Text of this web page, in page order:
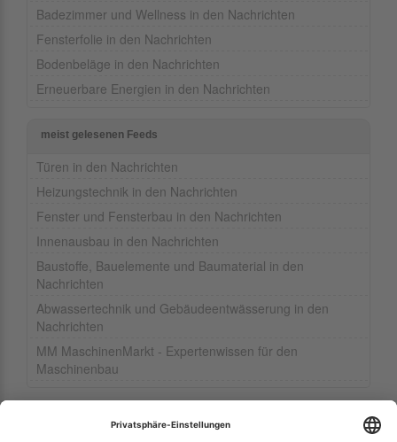
Badezimmer und Wellness in den Nachrichten
Fensterfolie in den Nachrichten
Bodenbeläge in den Nachrichten
Erneuerbare Energien in den Nachrichten
meist gelesenen Feeds
Türen in den Nachrichten
Heizungstechnik in den Nachrichten
Fenster und Fensterbau in den Nachrichten
Innenausbau in den Nachrichten
Baustoffe, Bauelemente und Baumaterial in den
Nachrichten
Abwassertechnik und Gebäudeentwässerung in den
Nachrichten
MM MaschinenMarkt - Expertenwissen für den
Maschinenbau